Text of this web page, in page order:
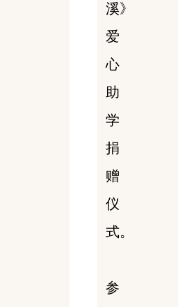
溪》
爱
心
助
学
捐
赠
仪
式。
参